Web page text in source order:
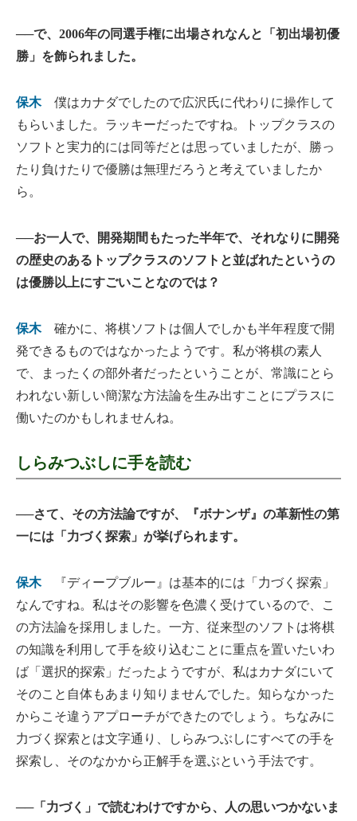
──で、2006年の同選手権に出場されなんと「初出場初優
勝」を飾られました。
保木僕はカナダでしたので広沢氏に代わりに操作して
もらいました。ラッキーだったですね。トップクラスの
ソフトと実力的には同等だとは思っていましたが、勝っ
たり負けたりで優勝は無理だろうと考えていましたか
ら。
──お一人で、開発期間もたった半年で、それなりに開発
の歴史のあるトップクラスのソフトと並ばれたというの
は優勝以上にすごいことなのでは？
保木確かに、将棋ソフトは個人でしかも半年程度で開
発できるものではなかったようです。私が将棋の素人
で、まったくの部外者だったということが、常識にとら
われない新しい簡潔な方法論を生み出すことにプラスに
働いたのかもしれませんね。
しらみつぶしに手を読む
──さて、その方法論ですが、『ボナンザ』の革新性の第
一には「力づく探索」が挙げられます。
保木『ディープブルー』は基本的には「力づく探索」
なんですね。私はその影響を色濃く受けているので、こ
の方法論を採用しました。一方、従来型のソフトは将棋
の知識を利用して手を絞り込むことに重点を置いたいわ
ば「選択的探索」だったようですが、私はカナダにいて
そのこと自体もあまり知りませんでした。知らなかった
からこそ違うアプローチができたのでしょう。ちなみに
力づく探索とは文字通り、しらみつぶしにすべての手を
探索し、そのなかから正解手を選ぶという手法です。
──「力づく」で読むわけですから、人の思いつかないま